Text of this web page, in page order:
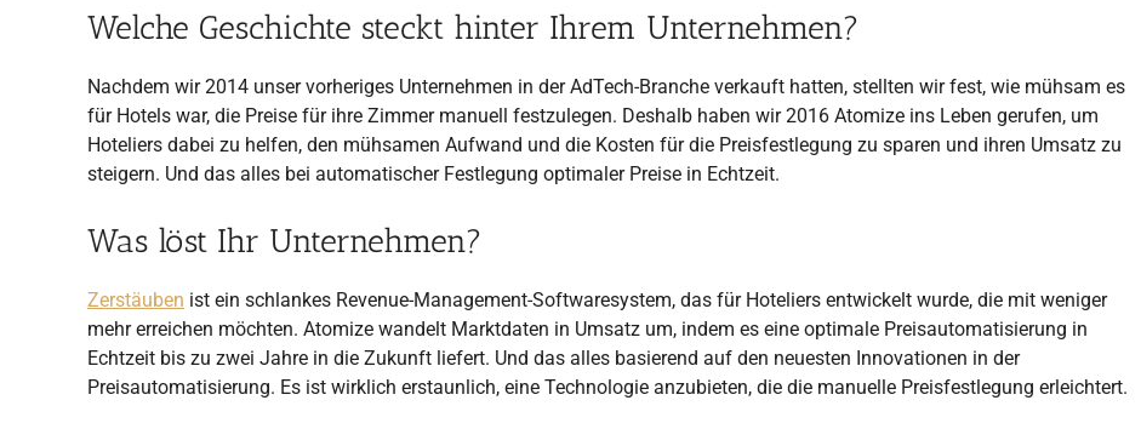
Welche Geschichte steckt hinter Ihrem Unternehmen?
Nachdem wir 2014 unser vorheriges Unternehmen in der AdTech-Branche verkauft hatten, stellten wir fest, wie mühsam es
für Hotels war, die Preise für ihre Zimmer manuell festzulegen. Deshalb haben wir 2016 Atomize ins Leben gerufen, um
Hoteliers dabei zu helfen, den mühsamen Aufwand und die Kosten für die Preisfestlegung zu sparen und ihren Umsatz zu
steigern. Und das alles bei automatischer Festlegung optimaler Preise in Echtzeit.
Was löst Ihr Unternehmen?
Zerstäuben ist ein schlankes Revenue-Management-Softwaresystem, das für Hoteliers entwickelt wurde, die mit weniger
mehr erreichen möchten. Atomize wandelt Marktdaten in Umsatz um, indem es eine optimale Preisautomatisierung in
Echtzeit bis zu zwei Jahre in die Zukunft liefert. Und das alles basierend auf den neuesten Innovationen in der
Preisautomatisierung. Es ist wirklich erstaunlich, eine Technologie anzubieten, die die manuelle Preisfestlegung erleichtert.